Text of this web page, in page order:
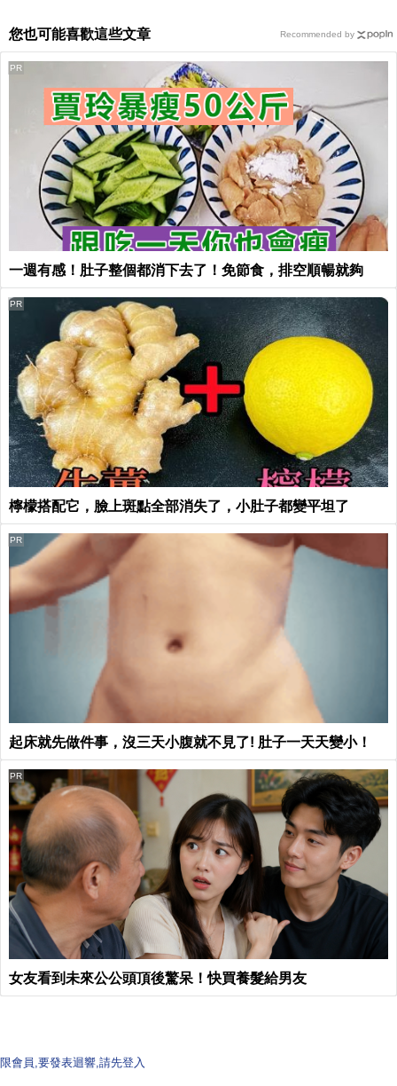
您也可能喜歡這些文章
一週有感！肚子整個都消下去了！免節食，排空順暢就夠
PR
檸檬搭配它，臉上斑點全部消失了，小肚子都變平坦了
PR
起床就先做件事，沒三天小腹就不見了! 肚子一天天變小！
PR
女友看到未來公公頭頂後驚呆！快買養髮給男友
PR
Recommended by
限會員,要發表迴響,請先登入